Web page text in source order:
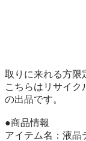
取りに来れる方限
こちらはリサイク
の出品です。
●商品情報
アイテム名：液晶